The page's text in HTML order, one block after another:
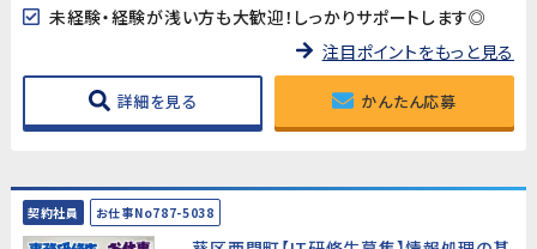
未経験・経験が浅い方も大歓迎！しっかりサポートします◎
注目ポイントをもっと見る
詳細を見る かんたん応募
契約社員 お仕事No787-5038